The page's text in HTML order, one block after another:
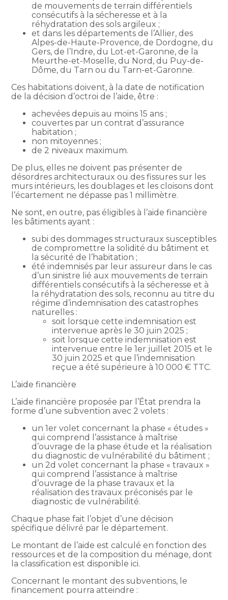
de mouvements de terrain différentiels
consécutifs à la sécheresse et à la
réhydratation des sols argileux ;
et dans les départements de l’Allier, des
Alpes-de-Haute-Provence, de Dordogne, du
Gers, de l’Indre, du Lot-et-Garonne, de la
Meurthe-et-Moselle, du Nord, du Puy-de-
Dôme, du Tarn ou du Tarn-et-Garonne.
Ces habitations doivent, à la date de notification
de la décision d’octroi de l’aide, être :
achevées depuis au moins 15 ans ;
couvertes par un contrat d’assurance
habitation ;
non mitoyennes ;
de 2 niveaux maximum.
De plus, elles ne doivent pas présenter de
désordres architecturaux ou des fissures sur les
murs intérieurs, les doublages et les cloisons dont
l’écartement ne dépasse pas 1 millimètre.
Ne sont, en outre, pas éligibles à l’aide financière
les bâtiments ayant :
subi des dommages structuraux susceptibles
de compromettre la solidité du bâtiment et
la sécurité de l’habitation ;
été indemnisés par leur assureur dans le cas
d’un sinistre lié aux mouvements de terrain
différentiels consécutifs à la sécheresse et à
la réhydratation des sols, reconnu au titre du
régime d’indemnisation des catastrophes
naturelles :
soit lorsque cette indemnisation est
intervenue après le 30 juin 2025 ;
soit lorsque cette indemnisation est
intervenue entre le 1er juillet 2015 et le
30 juin 2025 et que l’indemnisation
reçue a été supérieure à 10 000 € TTC.
L’aide financière
L’aide financière proposée par l’État prendra la
forme d’une subvention avec 2 volets :
un 1er volet concernant la phase « études »
qui comprend l’assistance à maîtrise
d’ouvrage de la phase étude et la réalisation
du diagnostic de vulnérabilité du bâtiment ;
un 2d volet concernant la phase « travaux »
qui comprend l’assistance à maîtrise
d’ouvrage de la phase travaux et la
réalisation des travaux préconisés par le
diagnostic de vulnérabilité.
Chaque phase fait l’objet d’une décision
spécifique délivré par le département.
Le montant de l’aide est calculé en fonction des
ressources et de la composition du ménage, dont
la classification est disponible ici.
Concernant le montant des subventions, le
financement pourra atteindre :